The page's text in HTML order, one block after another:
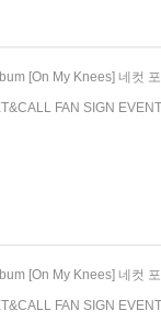
[On My Knees] 네컷
FAN SIGN EVENT
[On My Knees] 네컷
FAN SIGN